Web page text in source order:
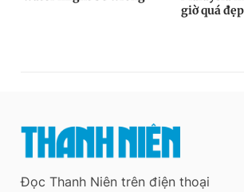
Đọc Thanh Niên trên điện thoại